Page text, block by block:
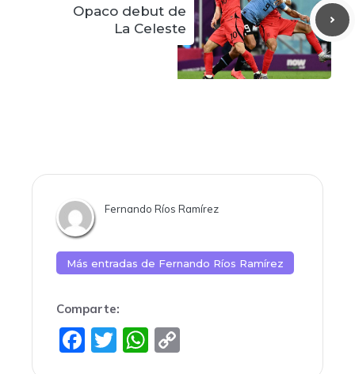
Opaco debut de
La Celeste
Fernando Ríos Ramírez
Más entradas de Fernando Ríos Ramírez
Comparte:
F
T
W